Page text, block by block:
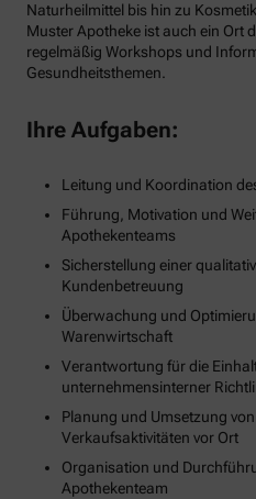
Naturheilmittel bis hin zu
Muster Apotheke ist auch ein Ort
regelmäßig Workshops und
Gesundheitsthemen.
Ihre Aufgaben:
Leitung und Koordination
Führung, Motivation und
Apothekenteams
Sicherstellung einer
Kundenbetreuung
Überwachung und
Warenwirtschaft
Verantwortung für die
unternehmensinterner
Planung und Umsetzung
Verkaufsaktivitäten vor Ort
Organisation und
Apothekenteam